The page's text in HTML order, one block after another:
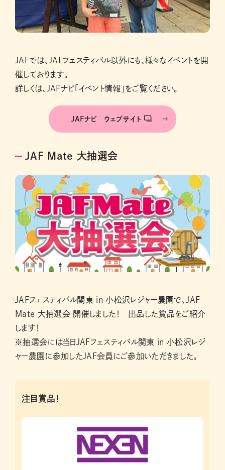
JAFでは、JAFフェスティバル以外にも、様々なイベントを開
催しております。
詳しくは、JAFナビ「イベント情報」をご覧ください。
JAFナビ ウェブサイト
JAF Mate 大抽選会
JAFフェスティバル関東 in 小松沢レジャー農園で、JAF
Mate 大抽選会 開催しました！ 出品した賞品をご紹介
します！
※抽選会には当日JAFフェスティバル関東 in 小松沢レジ
ャー農園に参加したJAF会員にご参加いただきました。
注目賞品！